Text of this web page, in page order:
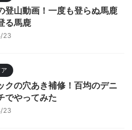
登山動画！一度も登らぬ馬鹿
る馬鹿
23
クの穴あき補修！百均のデニ
でやってみた
23